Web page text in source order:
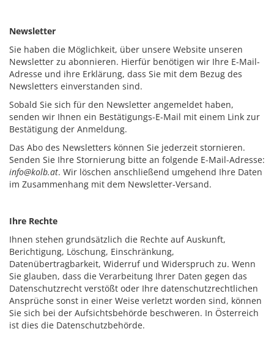
Newsletter
Sie haben die Möglichkeit, über unsere Website unseren
Newsletter zu abonnieren. Hierfür benötigen wir Ihre E-Mail-
Adresse und ihre Erklärung, dass Sie mit dem Bezug des
Newsletters einverstanden sind.
Sobald Sie sich für den Newsletter angemeldet haben,
senden wir Ihnen ein Bestätigungs-E-Mail mit einem Link zur
Bestätigung der Anmeldung.
Das Abo des Newsletters können Sie jederzeit stornieren.
Senden Sie Ihre Stornierung bitte an folgende E-Mail-Adresse:
info@kolb.at. Wir löschen anschließend umgehend Ihre Daten
im Zusammenhang mit dem Newsletter-Versand.
Ihre Rechte
Ihnen stehen grundsätzlich die Rechte auf Auskunft,
Berichtigung, Löschung, Einschränkung,
Datenübertragbarkeit, Widerruf und Widerspruch zu. Wenn
Sie glauben, dass die Verarbeitung Ihrer Daten gegen das
Datenschutzrecht verstößt oder Ihre datenschutzrechtlichen
Ansprüche sonst in einer Weise verletzt worden sind, können
Sie sich bei der Aufsichtsbehörde beschweren. In Österreich
ist dies die Datenschutzbehörde.